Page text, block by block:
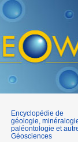
Encyclopédie de
géologie,
paléontologie et
Géosciences